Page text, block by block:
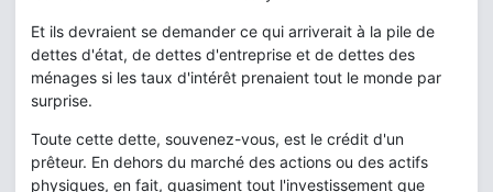
Et ils devraient se demander ce qui arriverait à la pile de
dettes d'état, de dettes d'entreprise et de dettes des
ménages si les taux d'intérêt prenaient tout le monde par
surprise.
Toute cette dette, souvenez-vous, est le crédit d'un
prêteur. En dehors du marché des actions ou des actifs
physiques, en fait, quasiment tout l'investissement que